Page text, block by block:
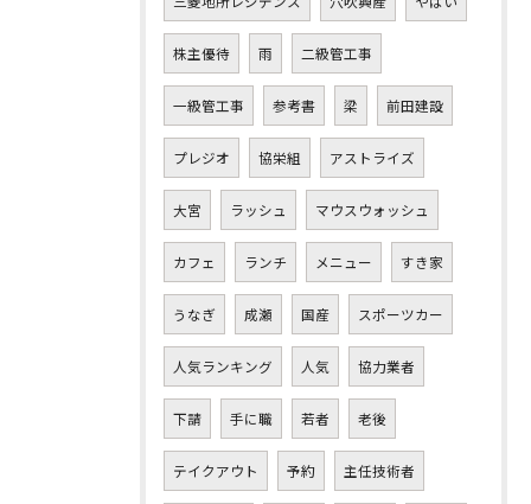
株主優待 雨 二級管工事
一級管工事 参考書 梁 前田建設
プレジオ 協栄組 アストライズ
大宮 ラッシュ マウスウォッシュ
カフェ ランチ メニュー すき家
うなぎ 成瀬 国産 スポーツカー
人気ランキング 人気 協力業者
下請 手に職 若者 老後
テイクアウト 予約 主任技術者